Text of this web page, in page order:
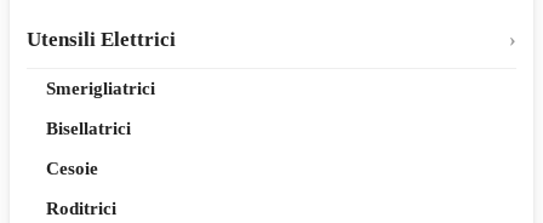
Utensili Elettrici
Smerigliatrici
Bisellatrici
Cesoie
Roditrici